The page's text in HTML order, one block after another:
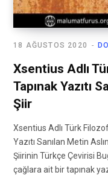
18 AĞUSTOS 2020
Xsentius Adlı
Tapınak Yazıtı
Şiir
Xsentius Adlı Türk
Yazıtı Sanılan Metin
Şiirinin Türkçe Çevirisi
çağlara ait bir tapınak